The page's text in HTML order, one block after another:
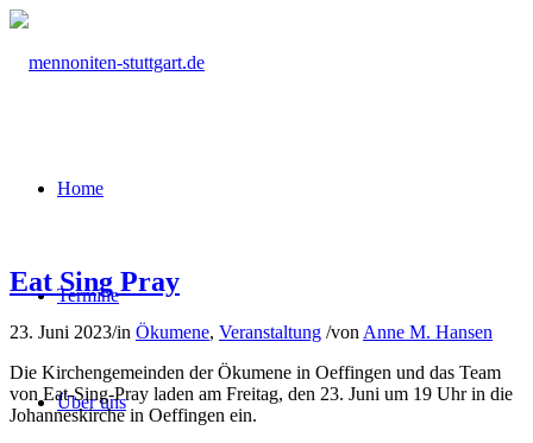
Home
Termine
Über uns
Eat Sing Pray
23. Juni 2023/in Ökumene, Veranstaltung /von Anne M. Hansen
Die Kirchengemeinden der Ökumene in Oeffingen und das Team
von Eat-Sing-Pray laden am Freitag, den 23. Juni um 19 Uhr in die
Johanneskirche in Oeffingen ein.